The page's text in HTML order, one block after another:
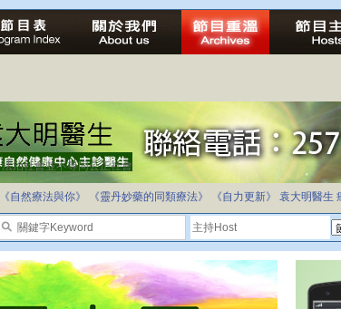
法治社會並不等同公正社會
自家教育合法化-推動多元化教育，全民學卷制
《自然療法與你》
《靈丹妙藥的同類療法》 《自力更新》 袁大明醫生